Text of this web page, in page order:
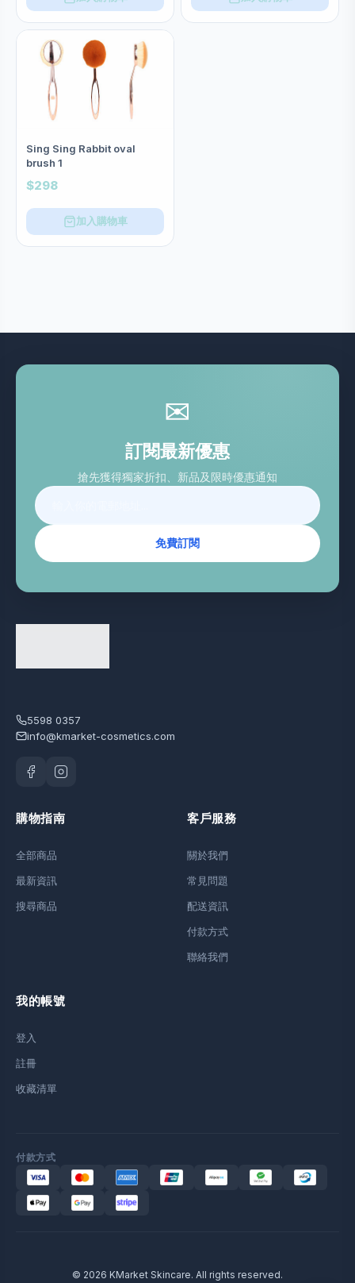
Sing Sing Rabbit oval
brush 1
$298
加入購物車
✉
訂閱最新優惠
搶先獲得獨家折扣、新品及限時優惠通知
免費訂閱
5598 0357
info@kmarket-cosmetics.com
購物指南
全部商品
最新資訊
搜尋商品
客戶服務
關於我們
常見問題
配送資訊
付款方式
聯絡我們
我的帳號
登入
註冊
收藏清單
付款方式
© 2026 KMarket Skincare. All rights reserved.